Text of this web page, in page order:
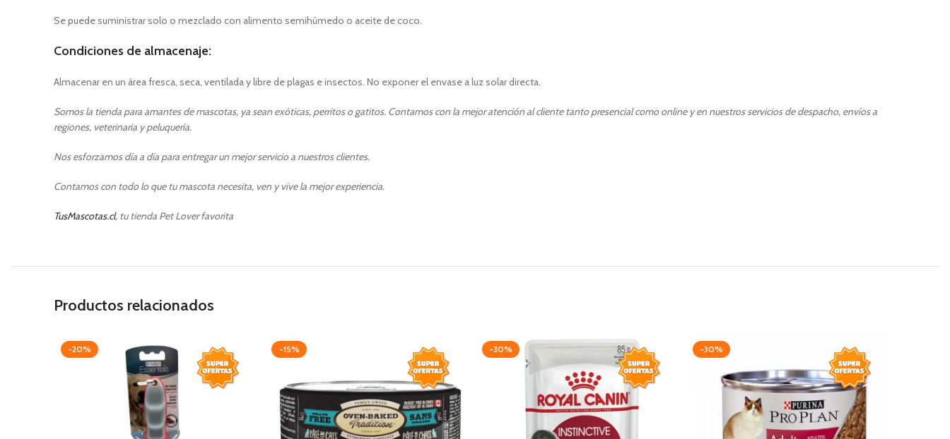
Se puede suministrar solo o mezclado con alimento semihúmedo o aceite de coco.
Condiciones de almacenaje:
Almacenar en un área fresca, seca, ventilada y libre de plagas e insectos. No exponer el envase a luz solar directa.
Somos la tienda para amantes de mascotas, ya sean exóticas, perritos o gatitos. Contamos con la mejor atención al cliente tanto presencial como online y en nuestros servicios de despacho, envíos a
regiones, veterinaria y peluquería.
Nos esforzamos día a día para entregar un mejor servicio a nuestros clientes.
Contamos con todo lo que tu mascota necesita, ven y vive la mejor experiencia.
TusMascotas.cl, tu tienda Pet Lover favorita
Productos relacionados
-20% -15% -30% -30%